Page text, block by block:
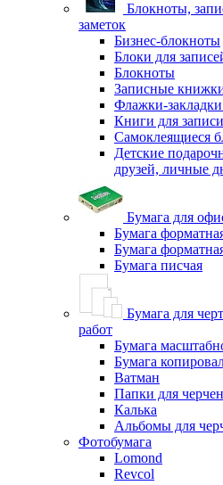
Блокноты,
заметок
Бизнес-блокноты
Блоки для
Блокноты
Записные
Флажки-
Книги для
Самоклеящиеся
Детские
друзей, личные
Бумага для
Бумага
Бумага
Бумага писчая
Бумага для
работ
Бумага
Бумага
Ватман
Папки для
Калька
Альбомы для
Фотобумага
Lomond
Revcol